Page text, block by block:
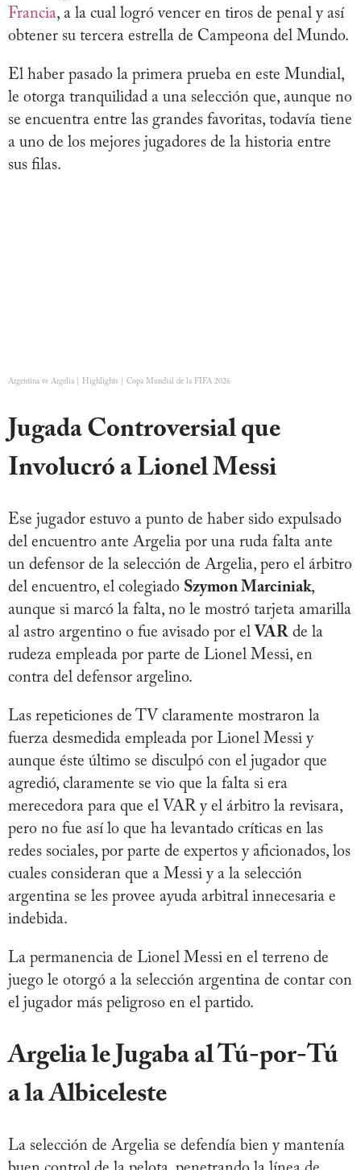
Francia, a la cual logró vencer en tiros de penal y así
obtener su tercera estrella de Campeona del Mundo.
El haber pasado la primera prueba en este Mundial,
le otorga tranquilidad a una selección que, aunque no
se encuentra entre las grandes favoritas, todavía tiene
a uno de los mejores jugadores de la historia entre
sus filas.
Argentina vs Argelia | Highlights | Copa Mundial de la FIFA 2026
Jugada Controversial que
Involucró a Lionel Messi
Ese jugador estuvo a punto de haber sido expulsado
del encuentro ante Argelia por una ruda falta ante
un defensor de la selección de Argelia, pero el árbitro
del encuentro, el colegiado Szymon Marciniak,
aunque si marcó la falta, no le mostró tarjeta amarilla
al astro argentino o fue avisado por el VAR de la
rudeza empleada por parte de Lionel Messi, en
contra del defensor argelino.
Las repeticiones de TV claramente mostraron la
fuerza desmedida empleada por Lionel Messi y
aunque éste último se disculpó con el jugador que
agredió, claramente se vio que la falta si era
merecedora para que el VAR y el árbitro la revisara,
pero no fue así lo que ha levantado críticas en las
redes sociales, por parte de expertos y aficionados, los
cuales consideran que a Messi y a la selección
argentina se les provee ayuda arbitral innecesaria e
indebida.
La permanencia de Lionel Messi en el terreno de
juego le otorgó a la selección argentina de contar con
el jugador más peligroso en el partido.
Argelia le Jugaba al Tú-por-Tú
a la Albiceleste
La selección de Argelia se defendía bien y mantenía